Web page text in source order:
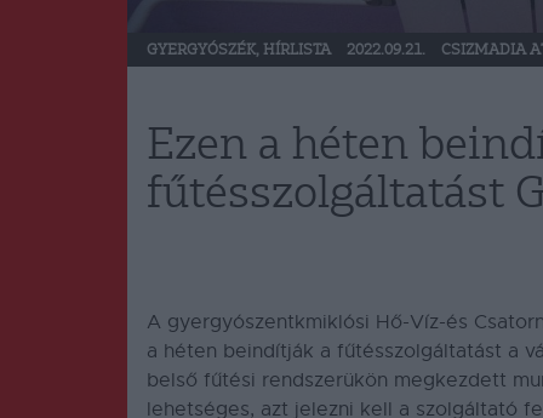
GYERGYÓSZÉK, HÍRLISTA 2022.09.21. CSIZMADIA
Ezen a héten
fűtésszolgáltatást
A gyergyószentkmiklósi Hő-Víz-és
a héten beindítják a fűtésszolgáltatást a
belső fűtési rendszerükön megkezdett
lehetséges, azt jelezni kell a szolgáltató